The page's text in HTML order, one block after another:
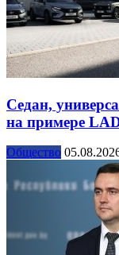
Седан,
на примере
Общество